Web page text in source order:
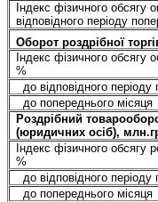
Індекс фізичного обсягу
відповідного періоду
Оборот роздрібної
Індекс фізичного обсягу
%
до відповідного
до попереднього місяця
Роздрібний
(юридичних осіб),
Індекс фізичного обсягу
%
до відповідного
до попереднього місяця